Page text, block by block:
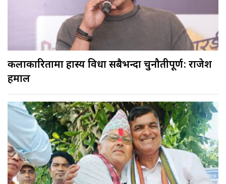
कलाकारितामा हास्य विधा सबैभन्दा चुनौतीपूर्ण: राजेश
हमाल